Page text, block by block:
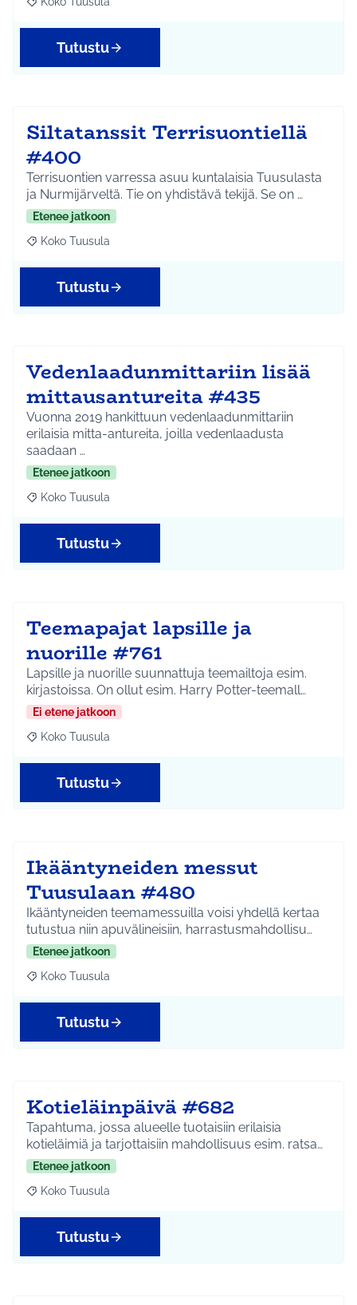
Rajaa tulokset aihepiirin mukaan: Koko Tuusula
Tutustu
Siltatanssit Terrisuontiellä
#400
Terrisuontien varressa asuu kuntalaisia Tuusulasta
ja Nurmijärveltä. Tie on yhdistävä tekijä. Se on …
Etenee jatkoon
Rajaa tulokset aihepiirin mukaan: Koko Tuusula
Koko Tuusula
Tutustu
Vedenlaadunmittariin lisää
mittausantureita #435
Vuonna 2019 hankittuun vedenlaadunmittariin
erilaisia mitta-antureita, joilla vedenlaadusta
saadaan …
Etenee jatkoon
Rajaa tulokset aihepiirin mukaan: Koko Tuusula
Koko Tuusula
Tutustu
Teemapajat lapsille ja
nuorille #761
Lapsille ja nuorille suunnattuja teemailtoja esim.
kirjastoissa. On ollut esim. Harry Potter-teemall…
Ei etene jatkoon
Rajaa tulokset aihepiirin mukaan: Koko Tuusula
Koko Tuusula
Tutustu
Ikääntyneiden messut
Tuusulaan #480
Ikääntyneiden teemamessuilla voisi yhdellä kertaa
tutustua niin apuvälineisiin, harrastusmahdollisu…
Etenee jatkoon
Rajaa tulokset aihepiirin mukaan: Koko Tuusula
Koko Tuusula
Tutustu
Kotieläinpäivä #682
Tapahtuma, jossa alueelle tuotaisiin erilaisia
kotieläimiä ja tarjottaisiin mahdollisuus esim. ratsa…
Etenee jatkoon
Rajaa tulokset aihepiirin mukaan: Koko Tuusula
Koko Tuusula
Tutustu